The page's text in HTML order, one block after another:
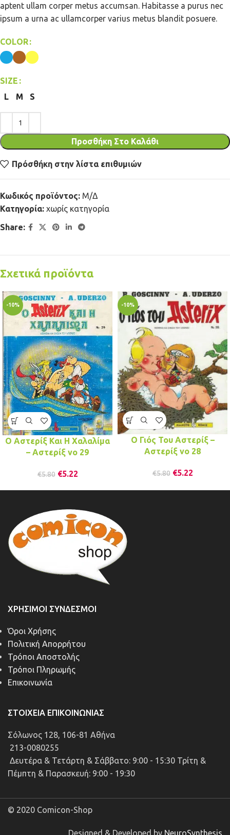
aptent ullam corper metus accumsan. Habitasse a purus nec
ipsum a urna ac ullamcorper varius metus blandit posuere.
COLOR
SIZE
L
M S
Προσθήκη Στο Καλάθι
Πρόσθήκη στην λίστα επιθυμιών
Κωδικός προϊόντος: Μ/Δ
Κατηγορία: χωρίς κατηγορία
Share:
Σχετικά προϊόντα
-10%
Ο Αστερίξ Και Η Χαλαλίμα
– Αστερίξ νo 29
€5.80 €5.22
-10%
Ο Γιός Του Αστερίξ –
Αστερίξ νo 28
€5.80 €5.22
ΧΡΉΣΙΜΟΙ ΣΎΝΔΕΣΜΟΙ
Όροι Χρήσης
Πολιτική Απορρήτου
Τρόποι Αποστολής
Τρόποι Πληρωμής
Επικοινωνία
ΣΤΟΙΧΕΊΑ ΕΠΙΚΟΙΝΩΝΊΑΣ
Σόλωνος 128, 106-81 Αθήνα
213-0080255
Δευτέρα & Τετάρτη & Σάββατο: 9:00 - 15:30 Τρίτη &
Πέμπτη & Παρασκευή: 9:00 - 19:30
© 2020 Comicon-Shop
Designed & Developed by NeuroSynthesis